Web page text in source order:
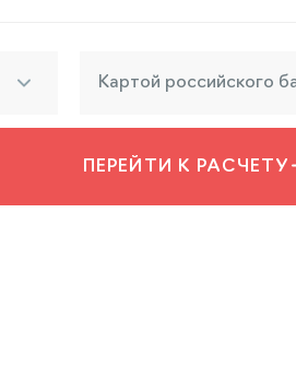
Картой российского
ПЕРЕЙТИ К РАСЧЕТУ